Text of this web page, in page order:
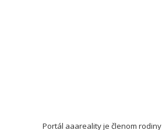
Portál aaareality je členom rodiny